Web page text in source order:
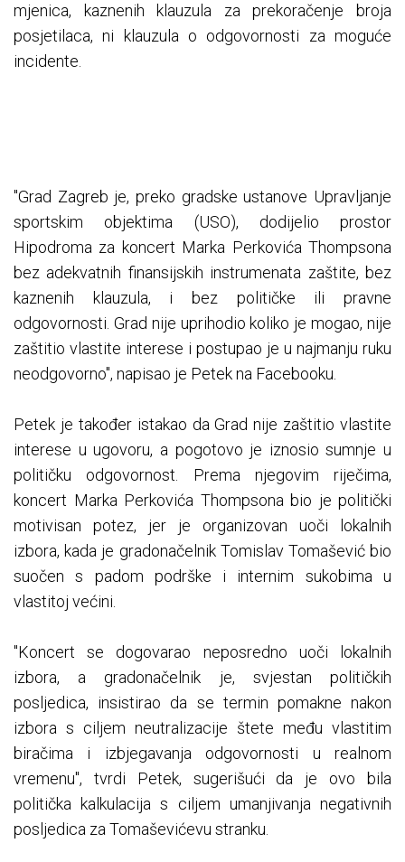
mjenica, kaznenih klauzula za prekoračenje broja
posjetilaca, ni klauzula o odgovornosti za moguće
incidente.
"Grad Zagreb je, preko gradske ustanove Upravljanje
sportskim objektima (USO), dodijelio prostor
Hipodroma za koncert Marka Perkovića Thompsona
bez adekvatnih finansijskih instrumenata zaštite, bez
kaznenih klauzula, i bez političke ili pravne
odgovornosti. Grad nije uprihodio koliko je mogao, nije
zaštitio vlastite interese i postupao je u najmanju ruku
neodgovorno", napisao je Petek na Facebooku.
Petek je također istakao da Grad nije zaštitio vlastite
interese u ugovoru, a pogotovo je iznosio sumnje u
političku odgovornost. Prema njegovim riječima,
koncert Marka Perkovića Thompsona bio je politički
motivisan potez, jer je organizovan uoči lokalnih
izbora, kada je gradonačelnik Tomislav Tomašević bio
suočen s padom podrške i internim sukobima u
vlastitoj većini.
"Koncert se dogovarao neposredno uoči lokalnih
izbora, a gradonačelnik je, svjestan političkih
posljedica, insistirao da se termin pomakne nakon
izbora s ciljem neutralizacije štete među vlastitim
biračima i izbjegavanja odgovornosti u realnom
vremenu", tvrdi Petek, sugerišući da je ovo bila
politička kalkulacija s ciljem umanjivanja negativnih
posljedica za Tomaševićevu stranku.